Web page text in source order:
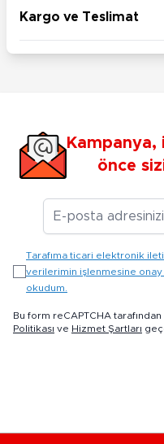
Kargo ve Teslimat
Kampanya,
önce
Tarafıma ticari elektronik
verilerimin işlenmesine
okudum.
Bu form reCAPTCHA
Politikası ve Hizmet Şartları